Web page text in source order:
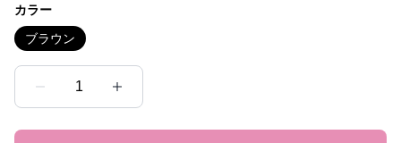
カラー
ブラウン
1